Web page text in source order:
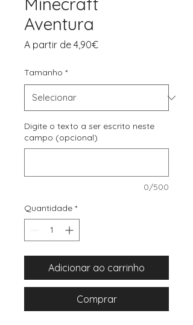
Aventura
A partir de 4,90€Preço
Tamanho *
Digite o texto a ser escrito neste
campo (opcional)
0/500
Quantidade *
Adicionar ao carrinho
Comprar